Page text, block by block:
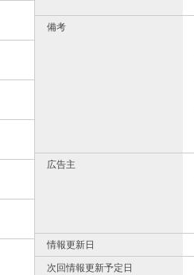
備考
広告主
情報更新日
次回情報更新予定日